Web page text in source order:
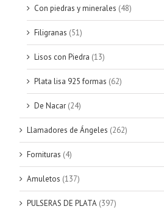
Con piedras y minerales (48)
Filigranas (51)
Lisos con Piedra (13)
Plata lisa 925 formas (62)
De Nacar (24)
Llamadores de Ángeles (262)
Fornituras (4)
Amuletos (137)
PULSERAS DE PLATA (397)